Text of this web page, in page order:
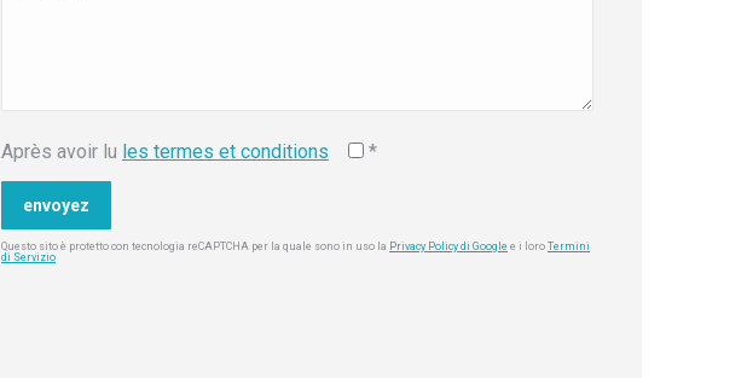
Après avoir lu les termes et conditions *
Questo sito è protetto con tecnologia reCAPTCHA per la quale sono in uso la Privacy Policy di Google e i loro Termini
di Servizio